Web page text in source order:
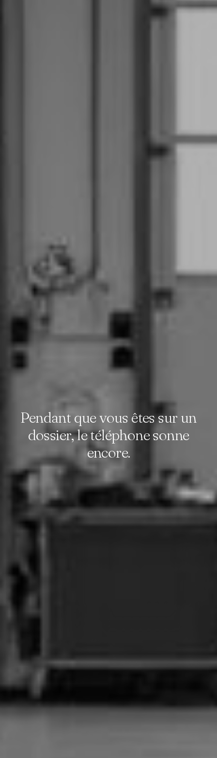
Pendant que vous êtes sur un
dossier, le téléphone sonne
encore.